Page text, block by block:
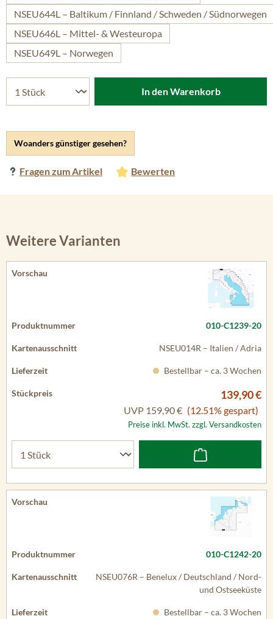
Woanders günstiger gesehen?
Fragen zum Artikel Bewerten
NSEU644L – Baltikum / Finnland / Schweden / Südnorwegen
NSEU646L – Mittel- & Westeuropa
NSEU649L – Norwegen
In den Warenkorb
Weitere Varianten
010-C1239-20
NSEU014R – Italien / Adria
Bestellbar – ca. 3 Wochen
139,90 €
UVP 159,90 € (12.51% gespart)
Preise inkl. MwSt. zzgl. Versandkosten
010-C1242-20
NSEU076R – Benelux / Deutschland / Nord-
und Ostseeküste
Bestellbar – ca. 3 Wochen